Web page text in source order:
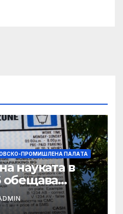
ПРОМИШЛЕНА ПАЛAТА
науката в
обещава
иновации